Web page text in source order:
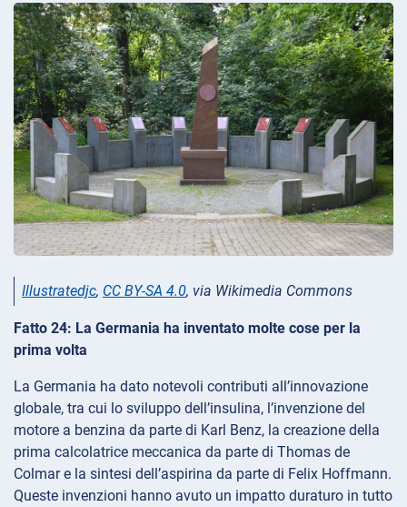
Illustratedjc, CC BY-SA 4.0, via Wikimedia Commons
Fatto 24: La Germania ha inventato molte cose per la
prima volta
La Germania ha dato notevoli contributi all’innovazione
globale, tra cui lo sviluppo dell’insulina, l’invenzione del
motore a benzina da parte di Karl Benz, la creazione della
prima calcolatrice meccanica da parte di Thomas de
Colmar e la sintesi dell’aspirina da parte di Felix Hoffmann.
Queste invenzioni hanno avuto un impatto duraturo in tutto